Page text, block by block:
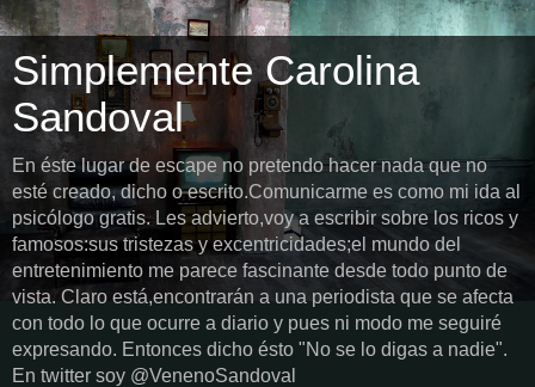
Simplemente Carolina
Sandoval
En éste lugar de escape no pretendo hacer nada que no
esté creado, dicho o escrito.Comunicarme es como mi ida al
psicólogo gratis. Les advierto,voy a escribir sobre los ricos y
famosos:sus tristezas y excentricidades;el mundo del
entretenimiento me parece fascinante desde todo punto de
vista. Claro está,encontrarán a una periodista que se afecta
con todo lo que ocurre a diario y pues ni modo me seguiré
expresando. Entonces dicho ésto "No se lo digas a nadie".
En twitter soy @VenenoSandoval